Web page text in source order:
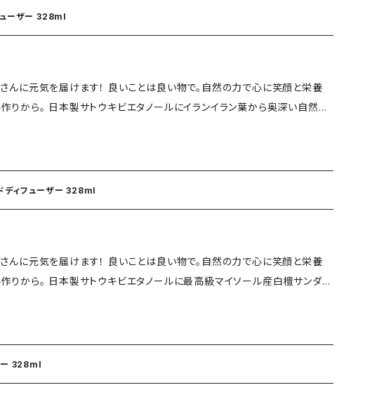
ューザー 328ml
さんに元気を届けます！ 良いことは良い物で。自然の力で心に笑顔と栄養
払・好転・室内森林浴・スピリットの世界へ！ 〈構成〉 ⚫︎日本サトウ
日本製）琵琶湖よしリード8本 ⚫︎責任販売元・アップハドー ⚫︎責任製造管
※衣類等につくとシミになるためご注意ください。 ※目や口に入った場合、
早急に水で洗い専門医にお尋ねください。 地球にありがとう。
ディフューザー 328ml
さんに元気を届けます！ 良いことは良い物で。自然の力で心に笑顔と栄養
安全・空気清浄・心の栄養・悪払・好転・室内森林浴・スピリットの世界へ！
ボトル量328ml（日本製）琵琶湖よしリード8本 ⚫︎責任販売元・アップハド
ー 328ml